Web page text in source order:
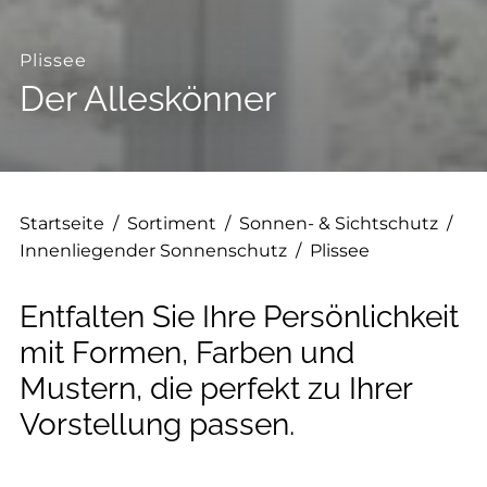
--
Plissee
Der Alleskönner
Startseite / Sortiment / Sonnen- & Sichtschutz /
Innenliegender Sonnenschutz / Plissee
Entfalten Sie Ihre Persönlichkeit
mit Formen, Farben und
Mustern, die perfekt zu Ihrer
Vorstellung passen.